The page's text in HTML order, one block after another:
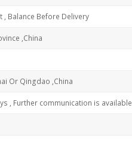
, Balance Before Delivery
,China
Or Qingdao ,China
, Further communication is available